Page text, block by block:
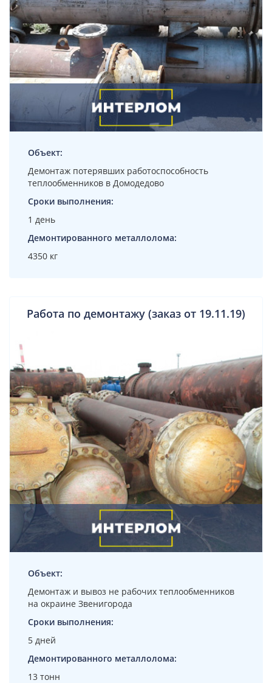
Объект:
Демонтаж потерявших работоспособность
теплообменников в Домодедово
Сроки выполнения:
1 день
Демонтированного металлолома:
4350 кг
Работа по демонтажу (заказ от 19.11.19)
Объект:
Демонтаж и вывоз не рабочих теплообменников
на окраине Звенигорода
Сроки выполнения:
5 дней
Демонтированного металлолома:
13 тонн